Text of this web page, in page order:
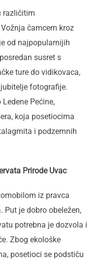
različitim
čamcem kroz
od najpopularnijih
susret s
ture do vidikovaca,
fotografije.
Pećine,
koja posetiocima
i podzemnih
Prirode Uvac
iz pravca
Put je dobro obeležen,
potrebna je dozvola i
Zbog ekološke
posetioci se podstiču